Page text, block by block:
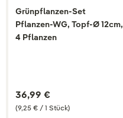
Grünpflanzen-Set
Pflanzen-WG, Topf-Ø 12cm,
4 Pflanzen
(9,25 € / 1 Stück)
36,99 €